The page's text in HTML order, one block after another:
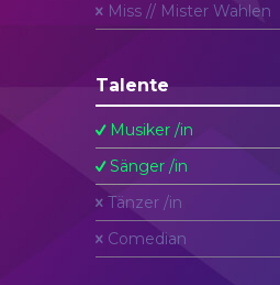
Miss // Mister Wahlen
Talente
Musiker /in
Sänger /in
Tänzer /in
Comedian